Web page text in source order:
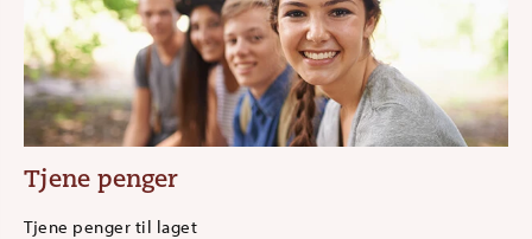
Tjene penger
Tjene penger til laget